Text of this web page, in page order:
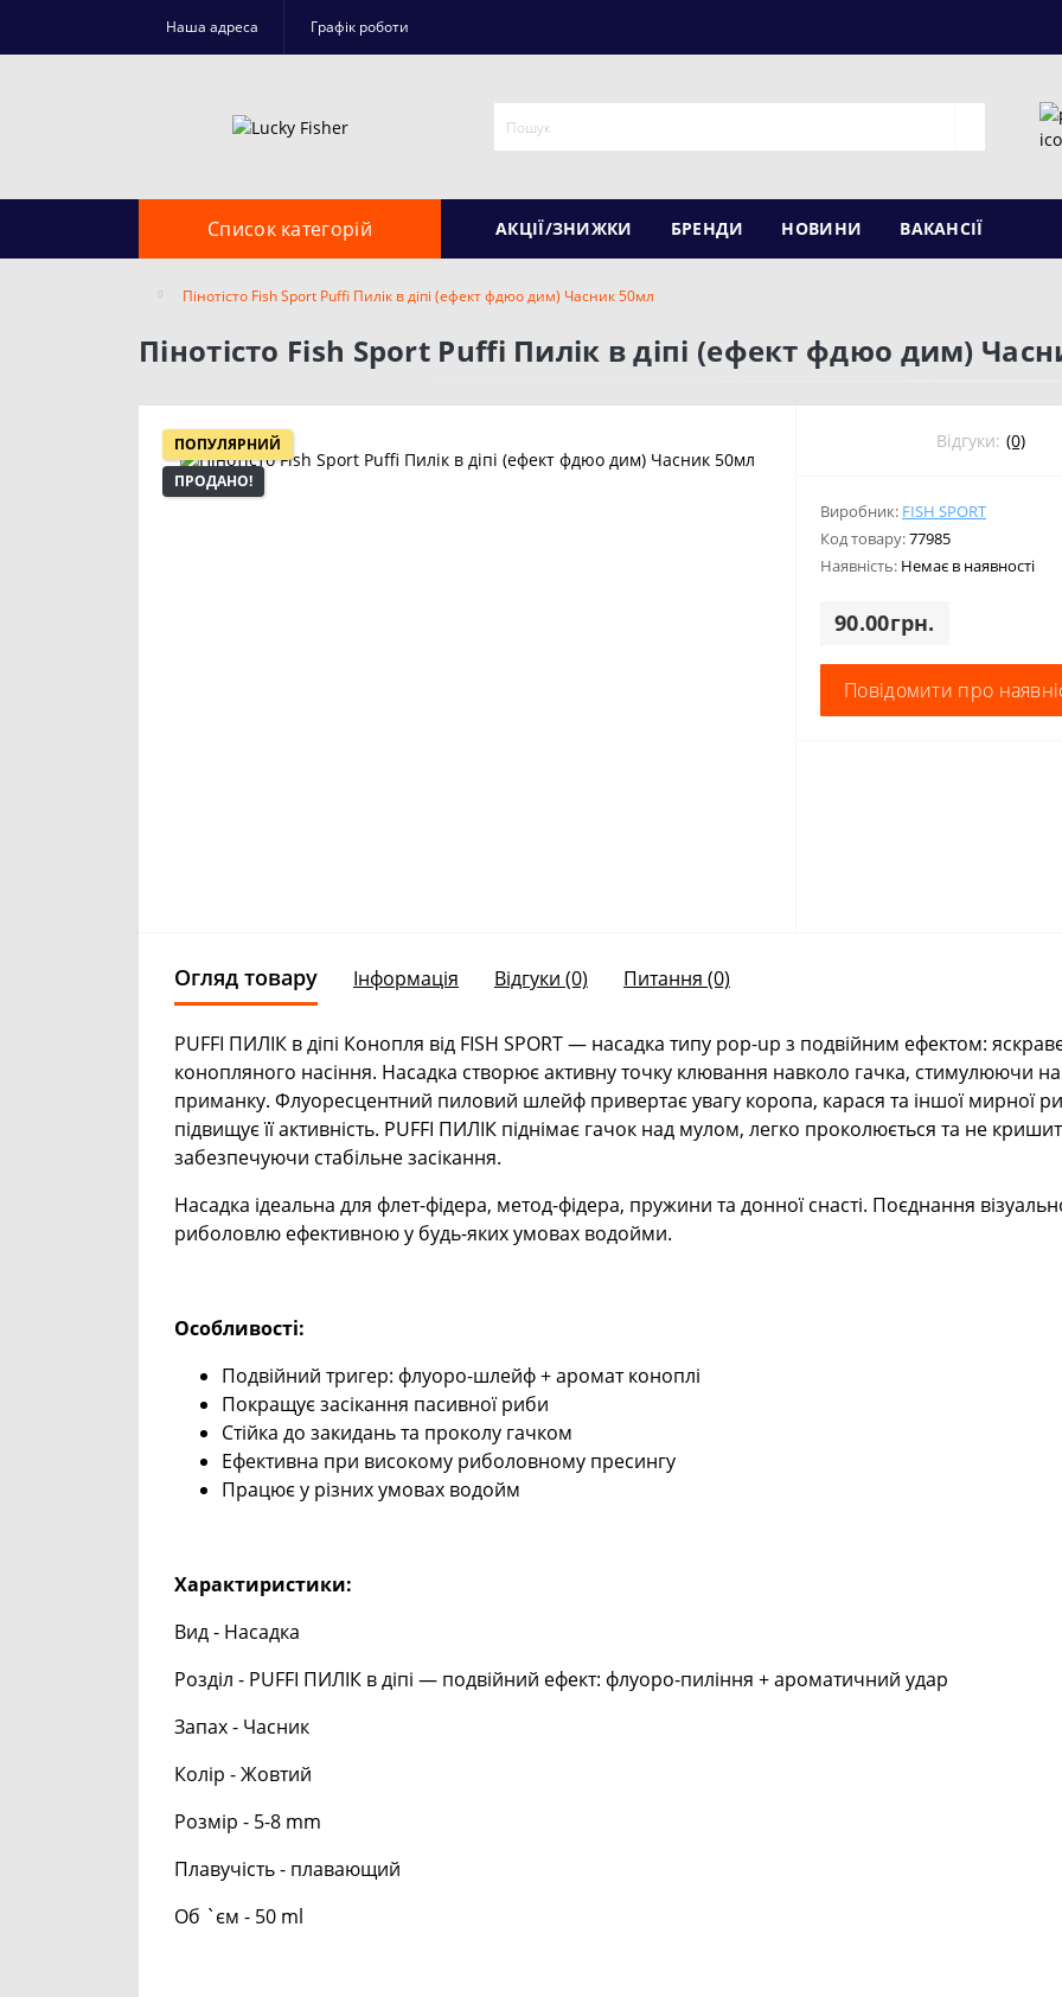
Наша адреса Графік роботи
Список категорій АКЦІЇ/ЗНИЖКИ БРЕНДИ НОВИНИ ВАКАНСІЇ
Пінотісто Fish Sport Puffi Пилік в діпі (ефект фдюо дим) Часник 50мл
Пінотісто Fish Sport Puffi Пилік в діпі (ефект фдюо дим)
ПОПУЛЯРНИЙ
ПРОДАНО!
Відгуки: (0)
Виробник: FISH SPORT
Код товару:77985
Наявність: Немає в наявності
90.00грн.
Повідомити про
Огляд товару Інформація Відгуки (0) Питання (0)
PUFFI ПИЛІК в діпі Конопля від FISH SPORT — насадка типу pop-up з подвійним ефектом:
конопляного насіння. Насадка створює активну точку клювання навколо гачка, стимулюючи
приманку. Флуоресцентний пиловий шлейф привертає увагу коропа, карася та іншої мирної
підвищує її активність. PUFFI ПИЛІК піднімає гачок над мулом, легко проколюється та не
забезпечуючи стабільне засікання.
Насадка ідеальна для флет-фідера, метод-фідера, пружини та донної снасті. Поєднання
риболовлю ефективною у будь-яких умовах водойми.
Особливості:
Подвійний тригер: флуоро-шлейф + аромат коноплі
Покращує засікання пасивної риби
Стійка до закидань та проколу гачком
Ефективна при високому риболовному пресингу
Працює у різних умовах водойм
Характиристики:
Вид - Насадка
Розділ - PUFFI ПИЛІК в діпі — подвійний ефект: флуоро-пиління + ароматичний удар
Запах - Часник
Колір - Жовтий
Розмір - 5-8 mm
Плавучість - плавающий
Об `єм - 50 ml